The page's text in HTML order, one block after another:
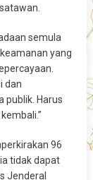
semula
yang
dan
publik. Harus
96
tidak dapat
Jenderal